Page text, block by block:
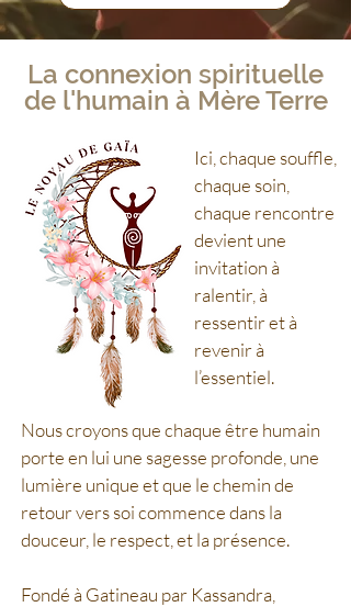
La connexion spirituelle
de l'humain à Mère Terre
Ici, chaque souffle,
chaque soin,
chaque rencontre
devient une
invitation à
ralentir, à
ressentir et à
revenir à
l’essentiel.
Nous croyons que chaque être humain
porte en lui une sagesse profonde, une
lumière unique et que le chemin de
retour vers soi commence dans la
douceur, le respect, et la présence.
Fondé à Gatineau par Kassandra,